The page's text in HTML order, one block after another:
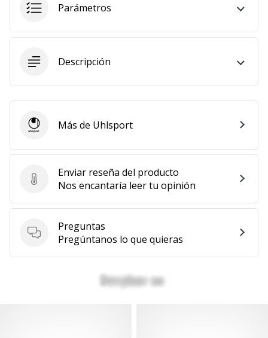
Parámetros
Descripción
Enviar reseña del producto
Enviar reseña del producto
Nos encantaría leer tu opinión
Preguntas
Preguntas
Pregúntanos lo que quieras
UhlsportMás de Uhlsport